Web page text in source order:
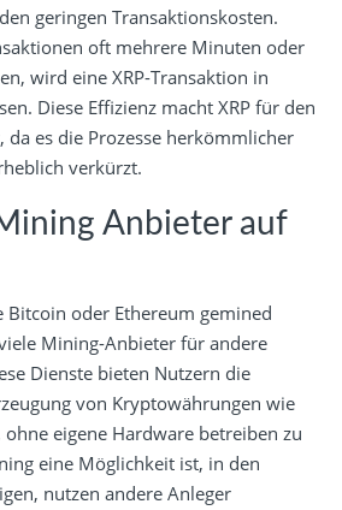
geringen Transaktionskosten.
oft mehrere Minuten oder
wird eine XRP-Transaktion in
Diese Effizienz macht XRP für den
da es die Prozesse herkömmlicher
verkürzt.
Anbieter auf
Bitcoin oder Ethereum gemined
Mining-Anbieter für andere
Dienste bieten Nutzern die
von Kryptowährungen wie
eigene Hardware betreiben zu
eine Möglichkeit ist, in den
nutzen andere Anleger